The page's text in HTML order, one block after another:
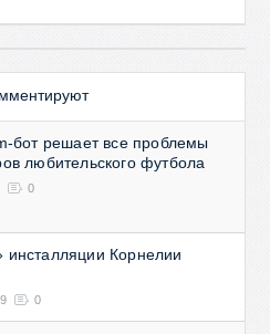
бот решает все проблемы
любительского футбола
0
инсталляции Корнелии
0